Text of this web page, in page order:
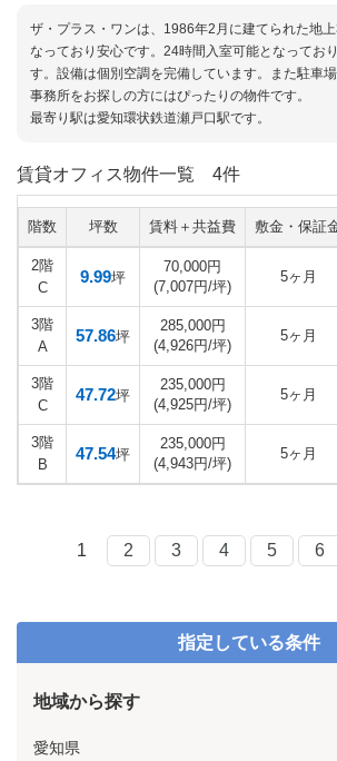
ザ・プラス・ワンは、1986年2月に建てられた地
なっており安心です。24時間入室可能となってお
す。設備は個別空調を完備しています。また駐車場
事務所をお探しの方にはぴったりの物件です。
最寄り駅は愛知環状鉄道瀬戸口駅です。
賃貸オフィス物件一覧 4件
階数 坪数 賃料＋共益費 敷金・保証
2階
C
9.99坪
70,000円
(7,007円/坪)
5ヶ月
3階
A
57.86坪
285,000円
(4,926円/坪)
5ヶ月
3階
C
47.72坪
235,000円
(4,925円/坪)
5ヶ月
3階
B
47.54坪
235,000円
(4,943円/坪)
5ヶ月
1 2 3 4 5 6
指定している条件
地域から探す
愛知県